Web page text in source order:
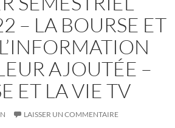
– LA BOURSE ET
AJOUTÉE –
ET LA VIE TV
LAISSER UN COMMENTAIRE